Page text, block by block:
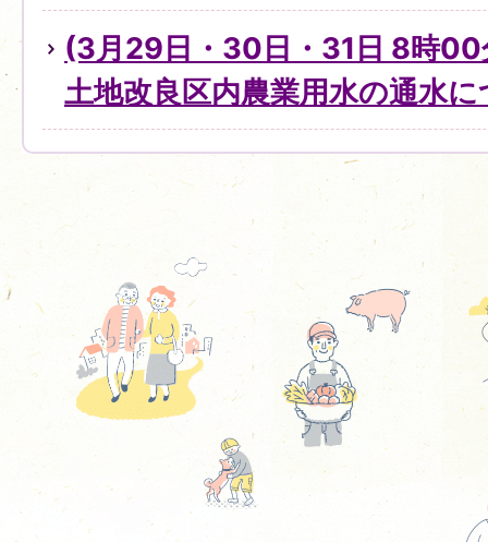
(3月29日・30日・31日 8時
土地改良区内農業用水の通水